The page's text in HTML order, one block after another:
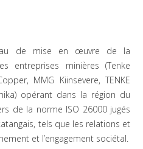
de mise en œuvre de la
entreprises minières (Tenke
MMG Kiinsevere, TENKE
opérant dans la région du
de la norme ISO 26000 jugés
tels que les relations et
et l’engagement sociétal.